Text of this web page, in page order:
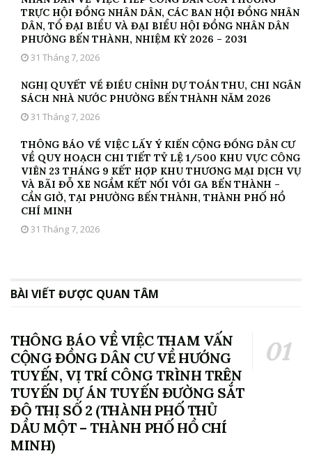
TRỰC HỘI ĐỒNG NHÂN DÂN, CÁC BAN HỘI ĐỒNG NHÂN
DÂN, TỔ ĐẠI BIỂU VÀ ĐẠI BIỂU HỘI ĐỒNG NHÂN DÂN
PHƯỜNG BẾN THÀNH, NHIỆM KỲ 2026 – 2031
31 Tháng 7, 2026
NGHỊ QUYẾT VỀ ĐIỀU CHỈNH DỰ TOÁN THU, CHI NGÂN
SÁCH NHÀ NƯỚC PHƯỜNG BẾN THÀNH NĂM 2026
31 Tháng 7, 2026
THÔNG BÁO VỀ VIỆC LẤY Ý KIẾN CỘNG ĐỒNG DÂN CƯ
VỀ QUY HOẠCH CHI TIẾT TỶ LỆ 1/500 KHU VỰC CÔNG
VIÊN 23 THÁNG 9 KẾT HỢP KHU THƯƠNG MẠI DỊCH VỤ
VÀ BÃI ĐỖ XE NGẦM KẾT NỐI VỚI GA BẾN THÀNH –
CẦN GIỜ, TẠI PHƯỜNG BẾN THÀNH, THÀNH PHỐ HỒ
CHÍ MINH
31 Tháng 7, 2026
BÀI VIẾT ĐƯỢC QUAN TÂM
THÔNG BÁO VỀ VIỆC THAM VẤN
CỘNG ĐỒNG DÂN CƯ VỀ HƯỚNG
TUYẾN, VỊ TRÍ CÔNG TRÌNH TRÊN
TUYẾN DỰ ÁN TUYẾN ĐƯỜNG SẮT
ĐÔ THỊ SỐ 2 (THÀNH PHỐ THỦ
DẦU MỘT – THÀNH PHỐ HỒ CHÍ
MINH)